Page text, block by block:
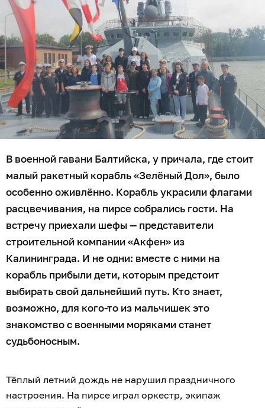
В военной гавани Балтийска, у причала, где стоит
малый ракетный корабль «Зелёный Дол», было
особенно оживлённо. Корабль украсили флагами
расцвечивания, на пирсе собрались гости. На
встречу приехали шефы — представители
строительной компании «Акфен» из
Калининграда. И не одни: вместе с ними на
корабль прибыли дети, которым предстоит
выбирать свой дальнейший путь. Кто знает,
возможно, для кого-то из мальчишек это
знакомство с военными моряками станет
судьбоносным.
Тёплый летний дождь не нарушил праздничного
настроения. На пирсе играл оркестр, экипаж